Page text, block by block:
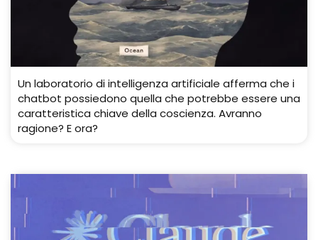
Un laboratorio di intelligenza artificiale afferma che i
chatbot possiedono quella che potrebbe essere una
caratteristica chiave della coscienza. Avranno
ragione? E ora?